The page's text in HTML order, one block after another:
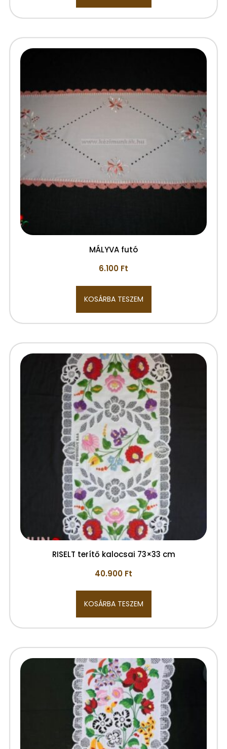
MÁLYVA futó
6.100 Ft
KOSÁRBA TESZEM
RISELT terítő kalocsai 73×33 cm
40.900 Ft
KOSÁRBA TESZEM